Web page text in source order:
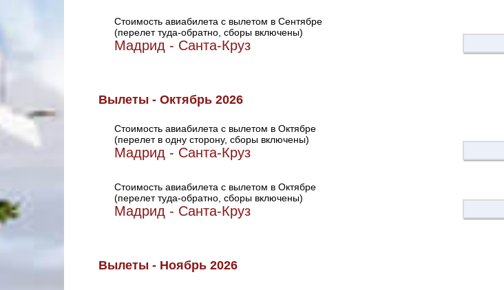
Стоимость авиабилета с вылетом в Сентябре
(перелет туда-обратно, сборы включены)
Мадрид - Санта-Круз
Вылеты - Октябрь 2026
Стоимость авиабилета с вылетом в Октябре
(перелет в одну сторону, сборы включены)
Мадрид - Санта-Круз
Стоимость авиабилета с вылетом в Октябре
(перелет туда-обратно, сборы включены)
Мадрид - Санта-Круз
Вылеты - Ноябрь 2026